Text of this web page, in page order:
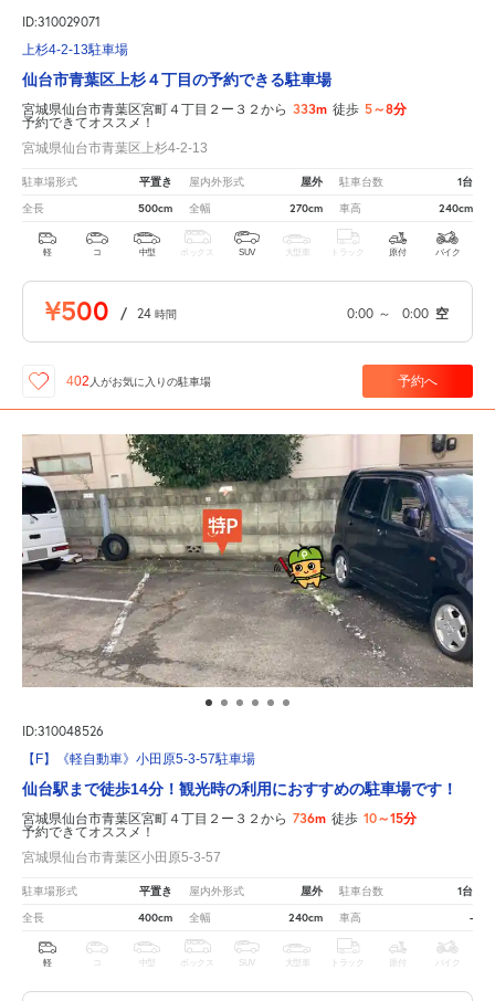
ID:310029071
上杉4-2-13駐車場
仙台市青葉区上杉４丁目の予約できる駐車場
宮城県仙台市青葉区宮町４丁目２ー３２から 333m 徒歩 5～8分
予約できてオススメ！
宮城県仙台市青葉区上杉4-2-13
駐車場形式 平置き 屋内外形式 屋外 駐車台数 1台
全長 500cm 全幅 270cm 車高 240cm
軽 コ 中型 ボックス SUV 大型車 トラック 原付 バイク
¥500 / 24 時間 0:00 ～ 0:00 空
402 人がお気に入りの駐車場 予約へ
ID:310048526
【F】《軽自動車》小田原5-3-57駐車場
仙台駅まで徒歩14分！観光時の利用におすすめの駐車場です！
宮城県仙台市青葉区宮町４丁目２ー３２から 736m 徒歩 10～15分
予約できてオススメ！
宮城県仙台市青葉区小田原5-3-57
駐車場形式 平置き 屋内外形式 屋外 駐車台数 1台
全長 400cm 全幅 240cm 車高 -
軽 中型 ボックス SUV 大型車 トラック 原付 バイク